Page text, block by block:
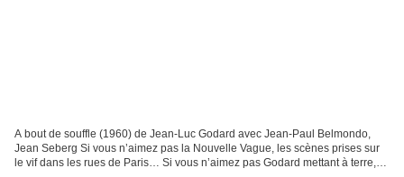
A bout de souffle (1960) de Jean-Luc Godard avec Jean-Paul Belmondo,
Jean Seberg Si vous n’aimez pas la Nouvelle Vague, les scènes prises sur
le vif dans les rues de Paris… Si vous n’aimez pas Godard mettant à terre,